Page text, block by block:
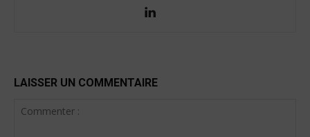
LAISSER UN COMMENTAIRE